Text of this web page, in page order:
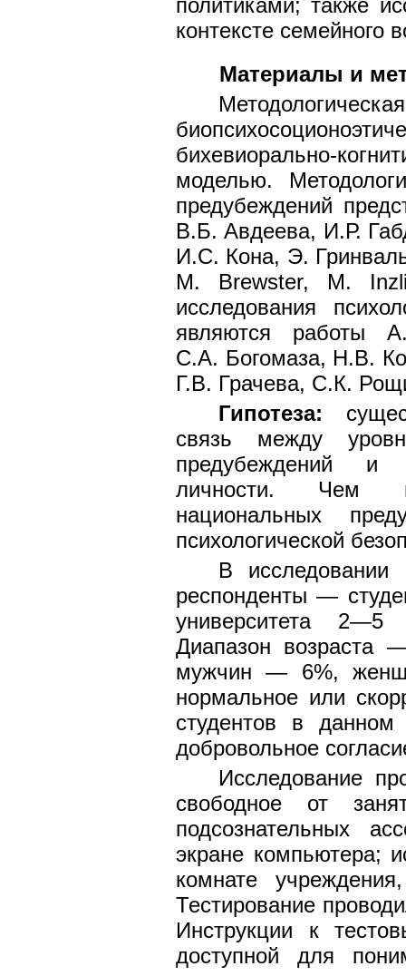
политиками; также
контексте семейного
Материалы и
бихевиорально-
моделью.
предубеждений
В.Б. Авдеева, И.Р.
И.С. Кона, Э.
М. Brewster, М.
исследования
являются работы
С.А. Богомаза, Н.В.
Г.В. Грачева, С.К.
Гипотеза:
связь между
предубеждений и
личности. Чем
национальных
психологической
В исследовании
респонденты —
университета 2—5
Диапазон возраста
мужчин — 6%,
нормальное или
студентов в
добровольное
Исследование
свободное от
подсознательных
экране компьютера;
комнате
Тестирование
Инструкции к
доступной для